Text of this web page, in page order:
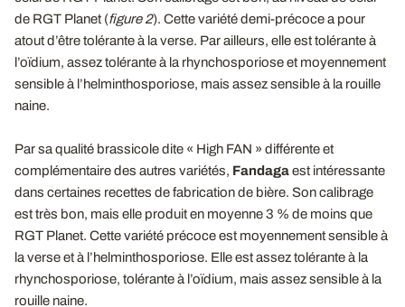
de RGT Planet (figure 2). Cette variété demi-précoce a pour
atout d’être tolérante à la verse. Par ailleurs, elle est tolérante à
l’oïdium, assez tolérante à la rhynchosporiose et moyennement
sensible à l’helminthosporiose, mais assez sensible à la rouille
naine.
Par sa qualité brassicole dite « High FAN » différente et
complémentaire des autres variétés, Fandagaest intéressante
dans certaines recettes de fabrication de bière. Son calibrage
est très bon, mais elle produit en moyenne 3 % de moins que
RGT Planet. Cette variété précoce est moyennement sensible à
la verse et à l’helminthosporiose. Elle est assez tolérante à la
rhynchosporiose, tolérante à l’oïdium, mais assez sensible à la
rouille naine.